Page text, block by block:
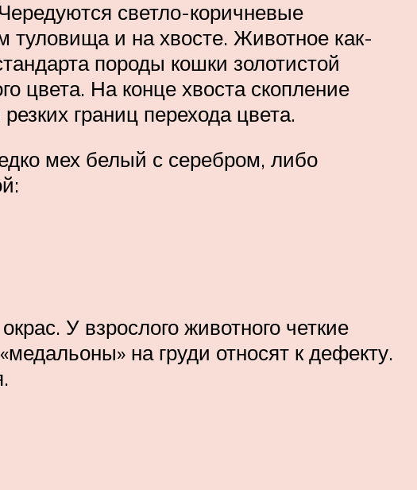
светло-коричневые
и на хвосте. Животное как-
породы кошки золотистой
цвета. На конце хвоста скопление
границ перехода цвета.
мех белый с серебром, либо
У взрослого животного четкие
на груди относят к дефекту.